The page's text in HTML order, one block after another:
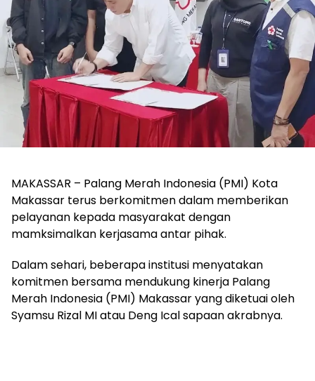
MAKASSAR – Palang Merah Indonesia (PMI) Kota
Makassar terus berkomitmen dalam memberikan
pelayanan kepada masyarakat dengan
mamksimalkan kerjasama antar pihak.
Dalam sehari, beberapa institusi menyatakan
komitmen bersama mendukung kinerja Palang
Merah Indonesia (PMI) Makassar yang diketuai oleh
Syamsu Rizal MI atau Deng Ical sapaan akrabnya.